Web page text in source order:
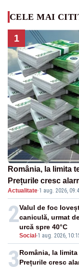
CELE MAI
1
România, la limita
Prețurile cresc
Actualitate·1 aug. 2026,
2
Social -1 aug. 2026,
Valul de foc
caniculă, urmat
urcă spre 40°C
3România, la
Prețurile cresc